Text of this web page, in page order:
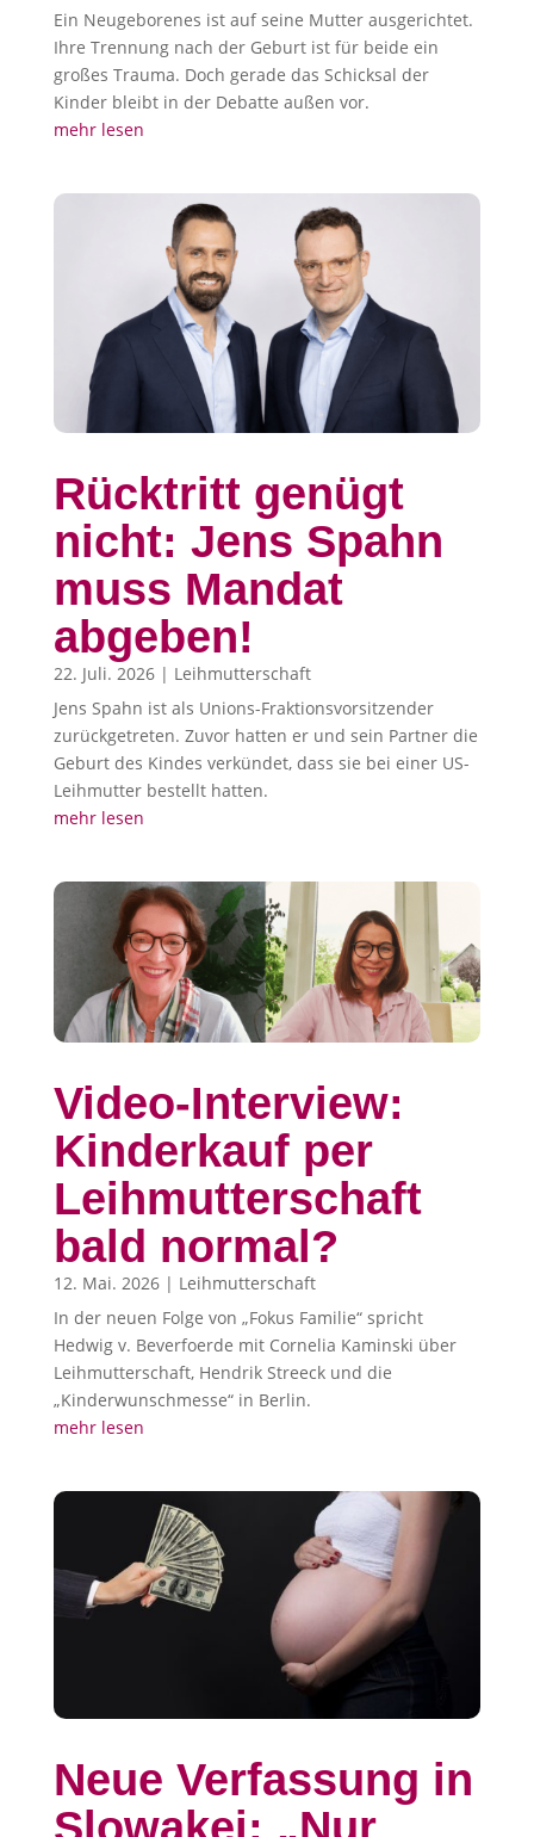
Ein Neugeborenes ist auf seine Mutter ausgerichtet.
Ihre Trennung nach der Geburt ist für beide ein
großes Trauma. Doch gerade das Schicksal der
Kinder bleibt in der Debatte außen vor.
mehr lesen
Rücktritt genügt
nicht: Jens Spahn
muss Mandat
abgeben!
22. Juli. 2026| Leihmutterschaft
Jens Spahn ist als Unions-Fraktionsvorsitzender
zurückgetreten. Zuvor hatten er und sein Partner die
Geburt des Kindes verkündet, dass sie bei einer US-
Leihmutter bestellt hatten.
mehr lesen
Video-Interview:
Kinderkauf per
Leihmutterschaft
bald normal?
12. Mai. 2026| Leihmutterschaft
In der neuen Folge von „Fokus Familie“ spricht
Hedwig v. Beverfoerde mit Cornelia Kaminski über
Leihmutterschaft, Hendrik Streeck und die
„Kinderwunschmesse“ in Berlin.
mehr lesen
Neue Verfassung in